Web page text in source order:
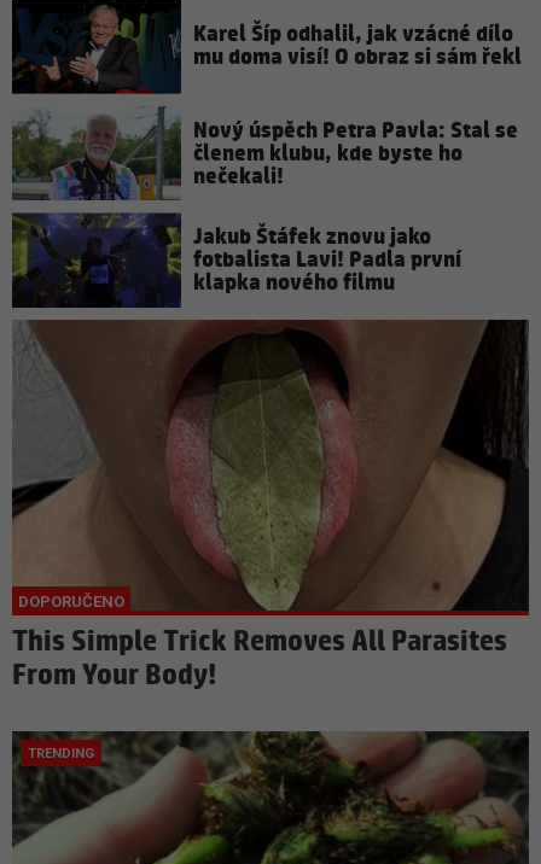
Karel Šíp odhalil, jak vzácné dílo
mu doma visí! O obraz si sám řekl
Nový úspěch Petra Pavla: Stal se
členem klubu, kde byste ho
nečekali!
Jakub Štáfek znovu jako
fotbalista Lavi! Padla první
klapka nového filmu
This Simple Trick Removes All Parasites
From Your Body!